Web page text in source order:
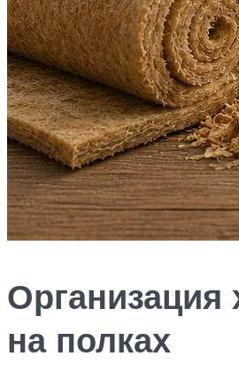
Организация
на полках